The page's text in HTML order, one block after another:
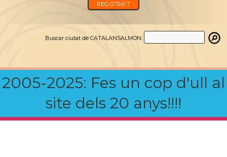
REGISTRA'T
Buscar ciutat de CATALANSALMON:
2005-2025: Fes un cop d'ull al
site dels 20 anys!!!!